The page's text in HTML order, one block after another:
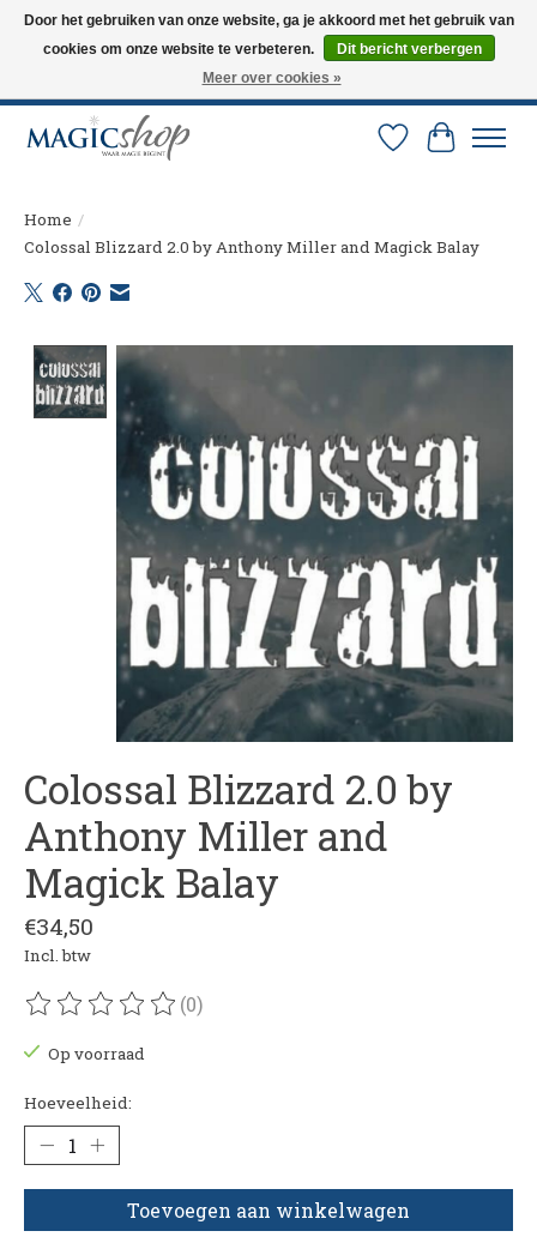
Altijd de nieuwste trucs op voorraad. Snelle verzending via PostNL en DHL.
Langskomen in onze winkel? Bel of mail om een afspraak te maken. 0251-
Verlanglijst
Home /
Colossal Blizzard 2.0 by Anthony Miller and Magick Balay
Product image slideshow Items
Colossal Blizzard 2.0 by
Anthony Miller and
Magick Balay
€34,50
Incl. btw
De beoordeling van dit product is
(0)
Op voorraad
Hoeveelheid:
Toevoegen aan winkelwagen
Door het gebruiken van onze website, ga je akkoord met het gebruik van
cookies om onze website te verbeteren.
Dit bericht verbergen
Meer over cookies »